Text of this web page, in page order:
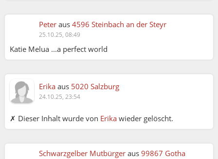
Peter aus 4596 Steinbach an der Steyr
25.10.25, 08:49
Katie Melua ...a perfect world
Erika aus 5020 Salzburg
24.10.25, 23:54
✗ Dieser Inhalt wurde von Erika wieder gelöscht.
Schwarzgelber Mutbürger aus 99867 Gotha